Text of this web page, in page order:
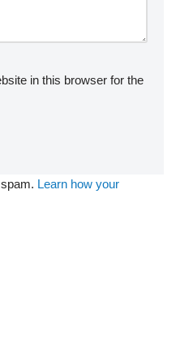
in this browser for the
Learn how your